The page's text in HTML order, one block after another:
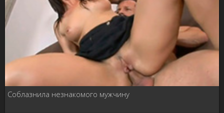
Соблазнила незнакомого мужчину